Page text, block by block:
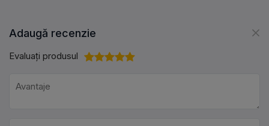
Adaugă recenzie
Evaluați produsul